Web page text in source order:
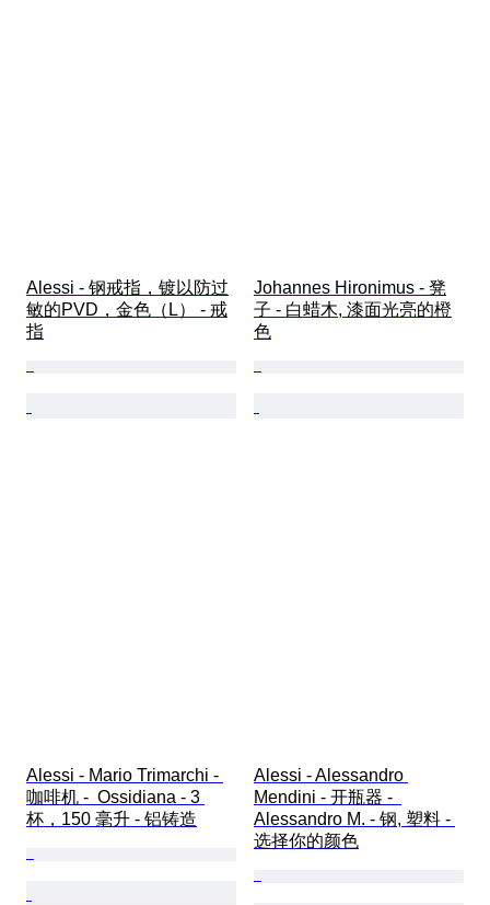
Alessi - 钢戒指，镀以防过
敏的PVD，金色（L） - 戒
指
Johannes Hironimus - 凳
子 - 白蜡木, 漆面光亮的橙
色
Alessi - Mario Trimarchi -
咖啡机 -  Ossidiana - 3
杯，150 毫升 - 铝铸造
Alessi - Alessandro
Mendini - 开瓶器 -
Alessandro M. - 钢, 塑料 -
选择你的颜色